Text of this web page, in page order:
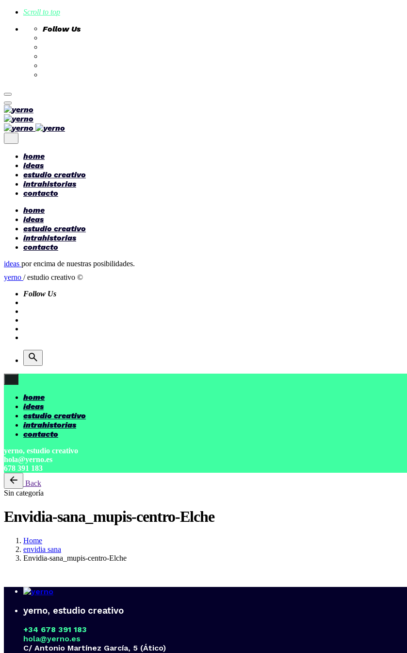
Scroll to top
Follow Us
Skip
to
content
home
ideas
estudio creativo
intrahistorias
contacto
home
ideas
estudio creativo
intrahistorias
contacto
ideas por encima de nuestras posibilidades.
yerno / estudio creativo ©
Follow Us
home
ideas
estudio creativo
intrahistorias
contacto
yerno, estudio creativo
hola@yerno.es
678 391 183
Back
Sin categoría
Envidia-sana_mupis-centro-Elche
Home
envidia sana
Envidia-sana_mupis-centro-Elche
yerno, estudio creativo
+34 678 391 183
hola@yerno.es
C/ Antonio Martínez García, 5 (Ático)